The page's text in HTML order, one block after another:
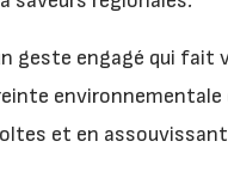
geste engagé qui
et en